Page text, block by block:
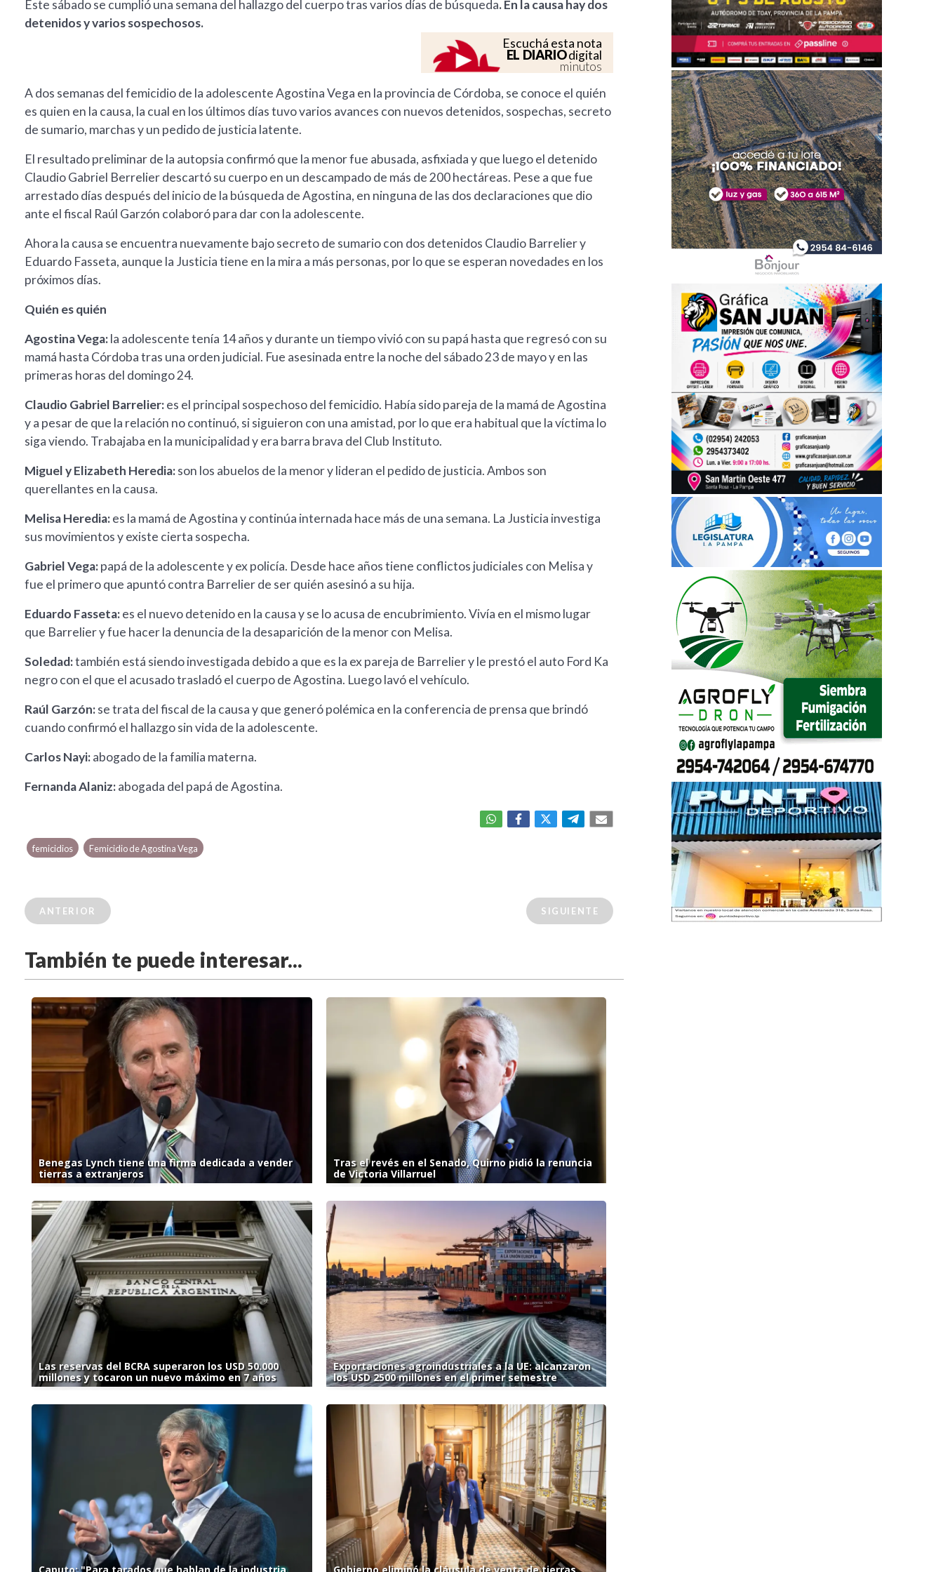
Este sábado se cumplió una semana del hallazgo del cuerpo tras varios días de búsqueda. En la causa hay dos
detenidos y varios sospechosos.
Escuchá esta nota
EL DIARIOdigital
minutos
A dos semanas del femicidio de la adolescente Agostina Vega en la provincia de Córdoba, se conoce el quién
es quien en la causa, la cual en los últimos días tuvo varios avances con nuevos detenidos, sospechas, secreto
de sumario, marchas y un pedido de justicia latente.
El resultado preliminar de la autopsia confirmó que la menor fue abusada, asfixiada y que luego el detenido
Claudio Gabriel Berrelier descartó su cuerpo en un descampado de más de 200 hectáreas. Pese a que fue
arrestado días después del inicio de la búsqueda de Agostina, en ninguna de las dos declaraciones que dio
ante el fiscal Raúl Garzón colaboró para dar con la adolescente.
Ahora la causa se encuentra nuevamente bajo secreto de sumario con dos detenidos Claudio Barrelier y
Eduardo Fasseta, aunque la Justicia tiene en la mira a más personas, por lo que se esperan novedades en los
próximos días.
Quién es quién
Agostina Vega:la adolescente tenía 14 años y durante un tiempo vivió con su papá hasta que regresó con su
mamá hasta Córdoba tras una orden judicial. Fue asesinada entre la noche del sábado 23 de mayo y en las
primeras horas del domingo 24.
Claudio Gabriel Barrelier:es el principal sospechoso del femicidio. Había sido pareja de la mamá de Agostina
y a pesar de que la relación no continuó, si siguieron con una amistad, por lo que era habitual que la víctima lo
siga viendo. Trabajaba en la municipalidad y era barra brava del Club Instituto.
Miguel y Elizabeth Heredia:son los abuelos de la menor y lideran el pedido de justicia. Ambos son
querellantes en la causa.
Melisa Heredia:es la mamá de Agostina y continúa internada hace más de una semana. La Justicia investiga
sus movimientos y existe cierta sospecha.
Gabriel Vega:papá de la adolescente y ex policía. Desde hace años tiene conflictos judiciales con Melisa y
fue el primero que apuntó contra Barrelier de ser quién asesinó a su hija.
Eduardo Fasseta:es el nuevo detenido en la causa y se lo acusa de encubrimiento. Vivía en el mismo lugar
que Barrelier y fue hacer la denuncia de la desaparición de la menor con Melisa.
Soledad:también está siendo investigada debido a que es la ex pareja de Barrelier y le prestó el auto Ford Ka
negro con el que el acusado trasladó el cuerpo de Agostina. Luego lavó el vehículo.
Raúl Garzón:se trata del fiscal de la causa y que generó polémica en la conferencia de prensa que brindó
cuando confirmó el hallazgo sin vida de la adolescente.
Carlos Nayi:abogado de la familia materna.
Fernanda Alaniz:abogada del papá de Agostina.
femicidios Femicidio de Agostina Vega
ANTERIOR SIGUIENTE
También te puede interesar...
Benegas Lynch tiene una firma dedicada a vender
tierras a extranjeros
Tras el revés en el Senado, Quirno pidió la renuncia
de Victoria Villarruel
Las reservas del BCRA superaron los USD 50.000
millones y tocaron un nuevo máximo en 7 años
Exportaciones agroindustriales a la UE: alcanzaron
los USD 2500 millones en el primer semestre